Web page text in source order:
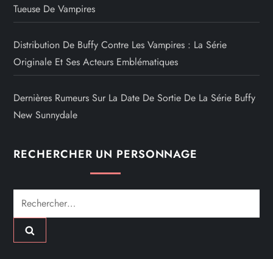
Tueuse De Vampires
Distribution De Buffy Contre Les Vampires : La Série
Originale Et Ses Acteurs Emblématiques
Dernières Rumeurs Sur La Date De Sortie De La Série Buffy
New Sunnydale
RECHERCHER UN PERSONNAGE
Rechercher :